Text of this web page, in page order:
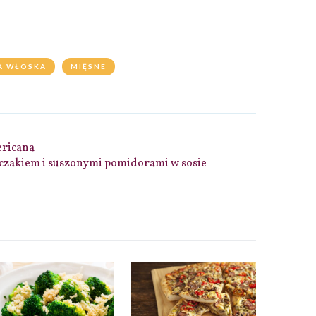
WŁOSKA MIĘSNE
i suszonymi pomidorami w sosie